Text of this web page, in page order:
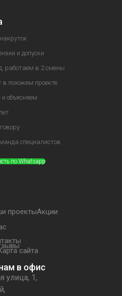
улица, 1,
проектыАкции
в офис
и допуски
работаем в 2 смены
в похожем проекте
объясняем
по Whatsapp
специалистов
сайта